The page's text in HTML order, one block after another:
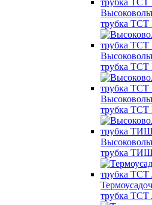
трубка
трубка
трубка
трубка
трубка TCT